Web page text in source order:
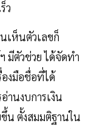
ว
เห็นตัวเลขก็
มีตัวช่วย ได้จัดทำ
องมือชื่อที่ได้
านงบการเงิน
ตั้งสมมติฐานใน